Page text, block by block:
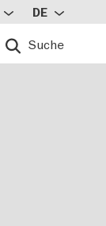
Suche
DE